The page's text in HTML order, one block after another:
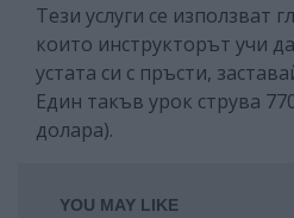
Тези услуги се използват
които инструкторът учи
устата си с пръсти,
Един такъв урок струва
долара).